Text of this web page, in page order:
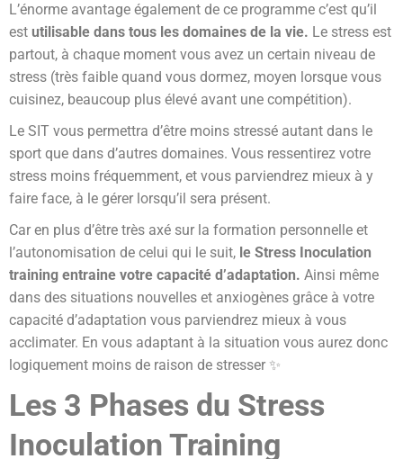
L’énorme avantage également de ce programme c’est qu’il
est utilisable dans tous les domaines de la vie. Le stress est
partout, à chaque moment vous avez un certain niveau de
stress (très faible quand vous dormez, moyen lorsque vous
cuisinez, beaucoup plus élevé avant une compétition).
Le SIT vous permettra d’être moins stressé autant dans le
sport que dans d’autres domaines. Vous ressentirez votre
stress moins fréquemment, et vous parviendrez mieux à y
faire face, à le gérer lorsqu’il sera présent.
Car en plus d’être très axé sur la formation personnelle et
l’autonomisation de celui qui le suit, le Stress Inoculation
training entraine votre capacité d’adaptation. Ainsi même
dans des situations nouvelles et anxiogènes grâce à votre
capacité d’adaptation vous parviendrez mieux à vous
acclimater. En vous adaptant à la situation vous aurez donc
logiquement moins de raison de stresser ✨
Les 3 Phases du Stress
Inoculation Training